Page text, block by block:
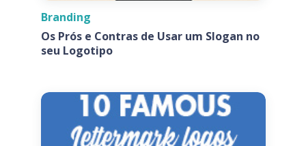
Branding
Os Prós e Contras de Usar um Slogan no
seu Logotipo